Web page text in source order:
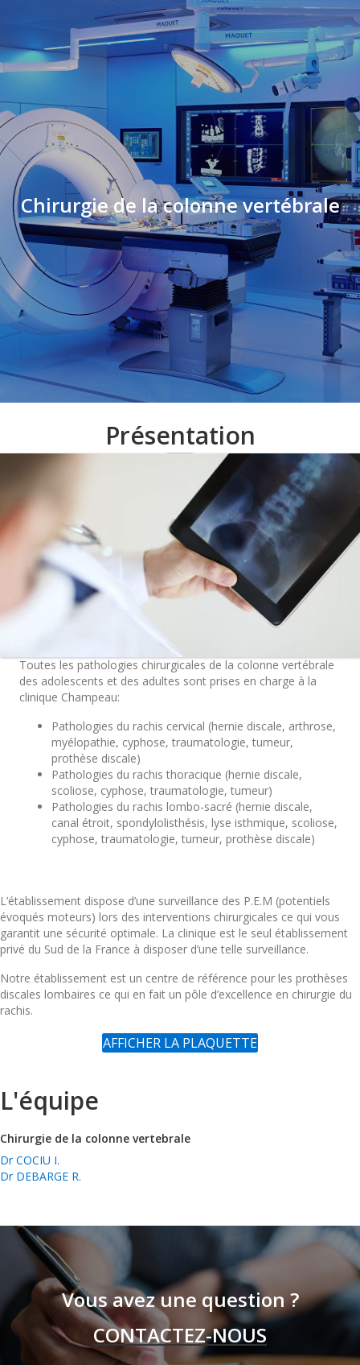
Chirurgie de la colonne vertébrale
Présentation
Toutes les pathologies chirurgicales de la colonne vertébrale
des adolescents et des adultes sont prises en charge à la
clinique Champeau:
Pathologies du rachis cervical (hernie discale, arthrose,
myélopathie, cyphose, traumatologie, tumeur,
prothèse discale)
Pathologies du rachis thoracique (hernie discale,
scoliose, cyphose, traumatologie, tumeur)
Pathologies du rachis lombo-sacré (hernie discale,
canal étroit, spondylolisthésis, lyse isthmique, scoliose,
cyphose, traumatologie, tumeur, prothèse discale)
L’établissement dispose d’une surveillance des P.E.M (potentiels
évoqués moteurs) lors des interventions chirurgicales ce qui vous
garantit une sécurité optimale. La clinique est le seul établissement
privé du Sud de la France à disposer d’une telle surveillance.
Notre établissement est un centre de référence pour les prothèses
discales lombaires ce qui en fait un pôle d’excellence en chirurgie du
rachis.
AFFICHER LA PLAQUETTE
L'équipe
Chirurgie de la colonne vertebrale
Dr COCIU I.
Dr DEBARGE R.
Vous avez une question ?
CONTACTEZ-NOUS